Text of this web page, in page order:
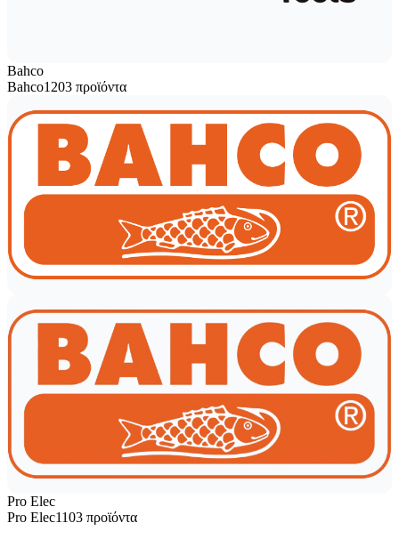
Bahco
Bahco1203 προϊόντα
Pro Elec
Pro Elec1103 προϊόντα